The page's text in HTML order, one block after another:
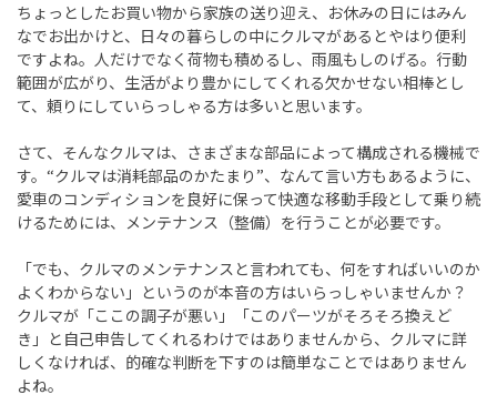
ちょっとしたお買い物から家族の送り迎え、お休みの日にはみん
なでお出かけと、日々の暮らしの中にクルマがあるとやはり便利
ですよね。人だけでなく荷物も積めるし、雨風もしのげる。行動
範囲が広がり、生活がより豊かにしてくれる欠かせない相棒とし
て、頼りにしていらっしゃる方は多いと思います。
さて、そんなクルマは、さまざまな部品によって構成される機械で
す。 “クルマは消耗部品のかたまり”、なんて言い方もあるように、
愛車のコンディションを良好に保って快適な移動手段として乗り続
けるためには、メンテナンス（整備）を行うことが必要です。
「でも、クルマのメンテナンスと言われても、何をすればいいのか
よくわからない」というのが本音の方はいらっしゃいませんか？
クルマが「ここの調子が悪い」「このパーツがそろそろ換えど
き」と自己申告してくれるわけではありませんから、クルマに詳
しくなければ、的確な判断を下すのは簡単なことではありません
よね。